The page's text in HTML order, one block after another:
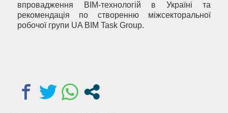
впровадження BIM-технологій в Україні та
рекомендація по створенню міжсекторальної
робочої групи UA BIM Task Group.